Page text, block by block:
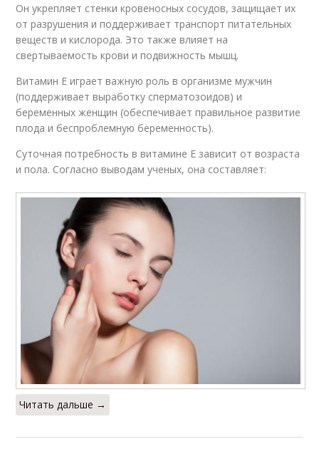
Он укрепляет стенки кровеносных сосудов, защищает их
от разрушения и поддерживает транспорт питательных
веществ и кислорода. Это также влияет на
свертываемость крови и подвижность мышц.
Витамин Е играет важную роль в организме мужчин
(поддерживает выработку сперматозоидов) и
беременных женщин (обеспечивает правильное развитие
плода и беспроблемную беременность).
Суточная потребность в витамине Е зависит от возраста
и пола. Согласно выводам ученых, она составляет:
Читать дальше →